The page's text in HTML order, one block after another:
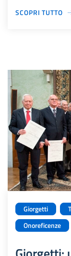
SCOPRI TUTTO
Giorgetti
Onoreficenze